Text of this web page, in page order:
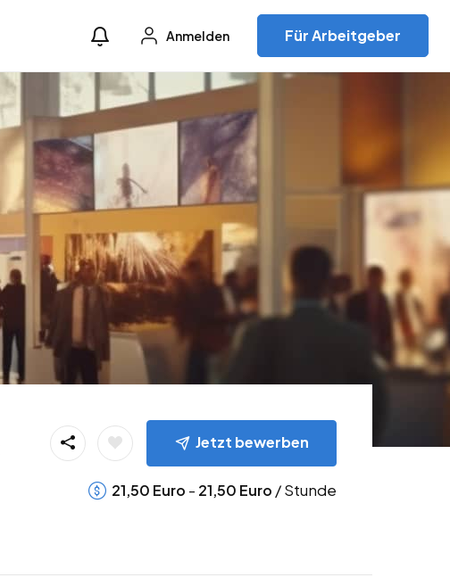
Anmelden Für Arbeitgeber
Jetzt bewerben
21,50 Euro - 21,50 Euro / Stunde